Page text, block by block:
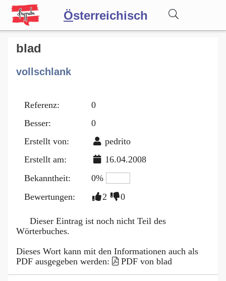
Österreichisch
Wörterbuch
Forum
Blog
blad
vollschlank
Referenz:
0
Besser:
0
Erstellt von:
pedrito
Erstellt am:
16.04.2008
Bekanntheit:
0%
Bewertungen:
2 0
Dieser Eintrag ist noch nicht Teil des
Wörterbuches.
Dieses Wort kann mit den Informationen auch als
PDF ausgegeben werden:
PDF von blad